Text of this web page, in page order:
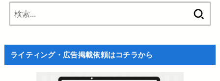
ライティング・広告掲載依頼はコチラから